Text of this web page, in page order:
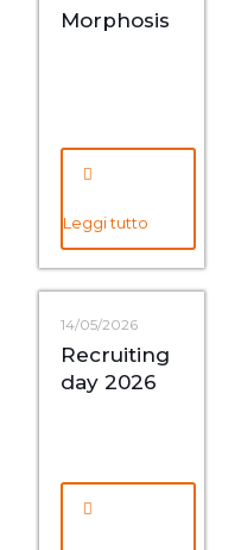
Morphosis
Leggi tutto
14/05/2026
Recruiting
day 2026